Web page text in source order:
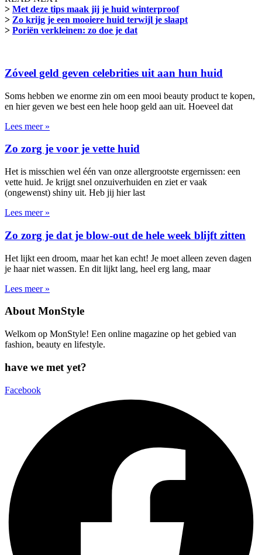
> Met deze tips maak jij je huid winterproof
> Zo krijg je een mooiere huid terwijl je slaapt
> Poriën verkleinen: zo doe je dat
Zóveel geld geven celebrities uit aan hun huid
Soms hebben we enorme zin om een mooi beauty product te kopen,
en hier geven we best een hele hoop geld aan uit. Hoeveel dat
Lees meer »
Zo zorg je voor je vette huid
Het is misschien wel één van onze allergrootste ergernissen: een
vette huid. Je krijgt snel onzuiverhuiden en ziet er vaak
(ongewenst) shiny uit. Heb jij hier last
Lees meer »
Zo zorg je dat je blow-out de hele week blijft zitten
Het lijkt een droom, maar het kan echt! Je moet alleen zeven dagen
je haar niet wassen. En dit lijkt lang, heel erg lang, maar
Lees meer »
About MonStyle
Welkom op MonStyle! Een online magazine op het gebied van
fashion, beauty en lifestyle.
have we met yet?
Facebook